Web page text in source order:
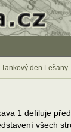
1 defiluje
všech
Tankový den Lešany